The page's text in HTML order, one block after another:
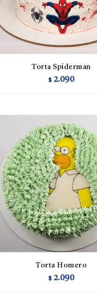
Torta Spiderman
$ 2.090
Torta Homero
$ 2.090